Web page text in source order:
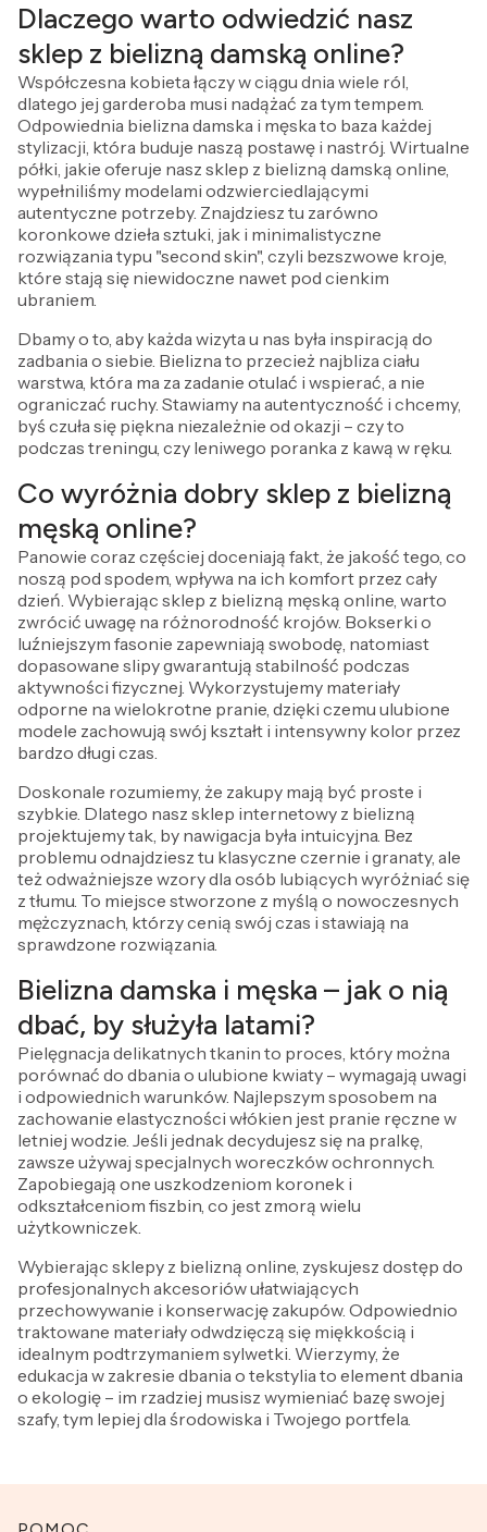
Dlaczego warto odwiedzić nasz
sklep z bielizną damską online?
Współczesna kobieta łączy w ciągu dnia wiele ról,
dlatego jej garderoba musi nadążać za tym tempem.
Odpowiednia bielizna damska i męska to baza każdej
stylizacji, która buduje naszą postawę i nastrój. Wirtualne
półki, jakie oferuje nasz sklep z bielizną damską online,
wypełniliśmy modelami odzwierciedlającymi
autentyczne potrzeby. Znajdziesz tu zarówno
koronkowe dzieła sztuki, jak i minimalistyczne
rozwiązania typu "second skin", czyli bezszwowe kroje,
które stają się niewidoczne nawet pod cienkim
ubraniem.
Dbamy o to, aby każda wizyta u nas była inspiracją do
zadbania o siebie. Bielizna to przecież najbliza ciału
warstwa, która ma za zadanie otulać i wspierać, a nie
ograniczać ruchy. Stawiamy na autentyczność i chcemy,
byś czuła się piękna niezależnie od okazji – czy to
podczas treningu, czy leniwego poranka z kawą w ręku.
Co wyróżnia dobry sklep z bielizną
męską online?
Panowie coraz częściej doceniają fakt, że jakość tego, co
noszą pod spodem, wpływa na ich komfort przez cały
dzień. Wybierając sklep z bielizną męską online, warto
zwrócić uwagę na różnorodność krojów. Bokserki o
luźniejszym fasonie zapewniają swobodę, natomiast
dopasowane slipy gwarantują stabilność podczas
aktywności fizycznej. Wykorzystujemy materiały
odporne na wielokrotne pranie, dzięki czemu ulubione
modele zachowują swój kształt i intensywny kolor przez
bardzo długi czas.
Doskonale rozumiemy, że zakupy mają być proste i
szybkie. Dlatego nasz sklep internetowy z bielizną
projektujemy tak, by nawigacja była intuicyjna. Bez
problemu odnajdziesz tu klasyczne czernie i granaty, ale
też odważniejsze wzory dla osób lubiących wyróżniać się
z tłumu. To miejsce stworzone z myślą o nowoczesnych
mężczyznach, którzy cenią swój czas i stawiają na
sprawdzone rozwiązania.
Bielizna damska i męska – jak o nią
dbać, by służyła latami?
Pielęgnacja delikatnych tkanin to proces, który można
porównać do dbania o ulubione kwiaty – wymagają uwagi
i odpowiednich warunków. Najlepszym sposobem na
zachowanie elastyczności włókien jest pranie ręczne w
letniej wodzie. Jeśli jednak decydujesz się na pralkę,
zawsze używaj specjalnych woreczków ochronnych.
Zapobiegają one uszkodzeniom koronek i
odkształceniom fiszbin, co jest zmorą wielu
użytkowniczek.
Wybierając sklepy z bielizną online, zyskujesz dostęp do
profesjonalnych akcesoriów ułatwiających
przechowywanie i konserwację zakupów. Odpowiednio
traktowane materiały odwdzięczą się miękkością i
idealnym podtrzymaniem sylwetki. Wierzymy, że
edukacja w zakresie dbania o tekstylia to element dbania
o ekologię – im rzadziej musisz wymieniać bazę swojej
szafy, tym lepiej dla środowiska i Twojego portfela.